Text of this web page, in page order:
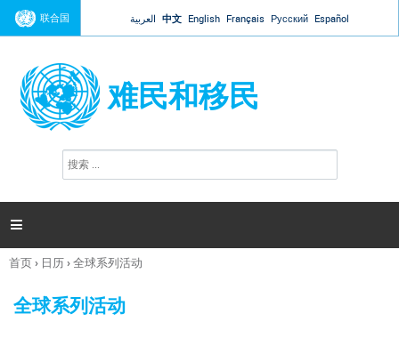
Jump to navigation
联合国 العربية 中文 English Français Русский Español
难民和移民
搜
索

你
这
首页› 日历›全球系列活动
全球系列活动